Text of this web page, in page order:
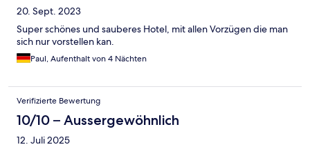
20. Sept. 2023
Super schönes und sauberes Hotel, mit allen Vorzügen die man
sich nur vorstellen kan.
Paul, Aufenthalt von 4 Nächten
Verifizierte Bewertung
10/10 – Aussergewöhnlich
12. Juli 2025